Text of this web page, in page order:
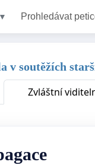
Prohledávat
v soutěžích
Zvláštní